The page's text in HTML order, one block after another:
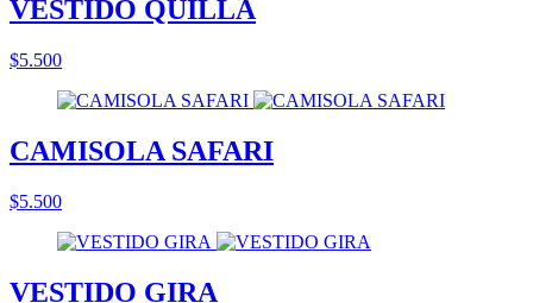
VESTIDO QUILLA
$5.500
CAMISOLA SAFARI
$5.500
VESTIDO GIRA